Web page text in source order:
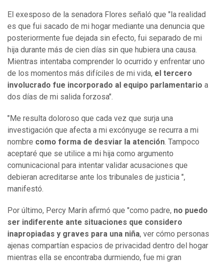
El exesposo de la senadora Flores señaló que "la realidad
es que fui sacado de mi hogar mediante una denuncia que
posteriormente fue dejada sin efecto, fui separado de mi
hija durante más de cien días sin que hubiera una causa.
Mientras intentaba comprender lo ocurrido y enfrentar uno
de los momentos más difíciles de mi vida, el tercero
involucrado fue incorporado al equipo parlamentario a
dos días de mi salida forzosa".
"Me resulta doloroso que cada vez que surja una
investigación que afecta a mi excónyuge se recurra a mi
nombre como forma de desviar la atención. Tampoco
aceptaré que se utilice a mi hija como argumento
comunicacional para intentar validar acusaciones que
debieran acreditarse ante los tribunales de justicia ",
manifestó.
Por último, Percy Marín afirmó que "como padre, no puedo
ser indiferente ante situaciones que considero
inapropiadas y graves para una niña, ver cómo personas
ajenas compartían espacios de privacidad dentro del hogar
mientras ella se encontraba durmiendo, fue mi gran